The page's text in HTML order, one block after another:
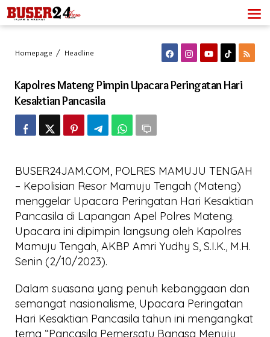
Lewati
ke
konten
Homepage / Headline
Upacara
Peringatan
Hari
Kesaktian
Pancasila
Kapolres Mateng Pimpin Upacara Peringatan Hari
Kesaktian Pancasila
BUSER24JAM.COM, POLRES MAMUJU TENGAH
– Kepolisian Resor Mamuju Tengah (Mateng)
menggelar Upacara Peringatan Hari Kesaktian
Pancasila di Lapangan Apel Polres Mateng.
Upacara ini dipimpin langsung oleh Kapolres
Mamuju Tengah, AKBP Amri Yudhy S, S.I.K., M.H.
Senin (2/10/2023).
Dalam suasana yang penuh kebanggaan dan
semangat nasionalisme, Upacara Peringatan
Hari Kesaktian Pancasila tahun ini mengangkat
tema “Pancasila Pemersatu Bangsa Menuju